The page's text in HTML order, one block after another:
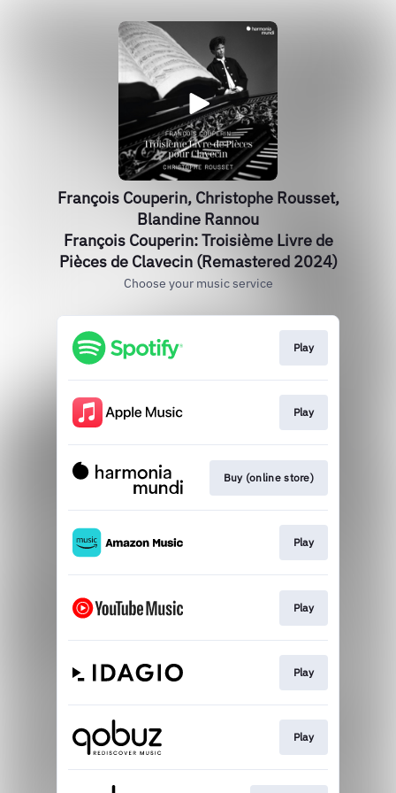
François Couperin, Christophe Rousset,
Blandine Rannou
François Couperin: Troisième Livre de
Pièces de Clavecin (Remastered 2024)
Choose your music service
Play
Play
Buy (online store)
Play
Play
Play
Play